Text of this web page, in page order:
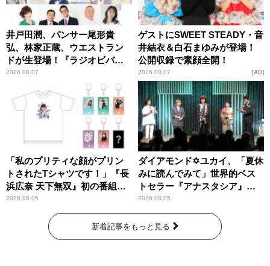
井戸田潤、パンサー尾形貴
弘、林家正蔵、ウエストラン
ドが生登場！『ラジオビバリ
ー昼ズ』
2026.08.07
ゲストにSWEET STEADY・音
井結衣＆白石まゆみが登場！
公開収録で素顔全開！
2026.08.07 AD
「私のプリティな顔がプリン
トされたTシャツです！」『長
浜広奈 天下無双』初の番組グ
ッズ発売
2026.08.05
ダイアモンド✡ユカイ、「夏休
みに読んでみて」世界的ベス
トセラー『アナスタシア』を
紹介
2026.08.05
新着記事をもっと見る